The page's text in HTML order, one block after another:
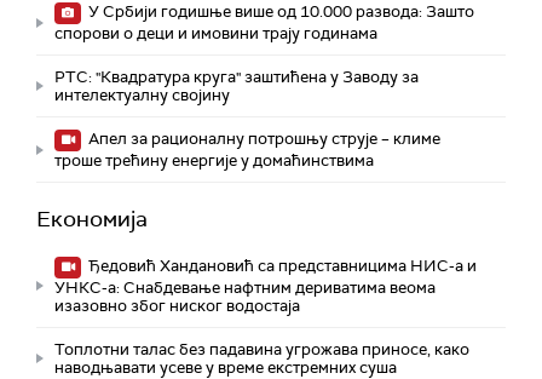
У Србији годишње више од 10.000 развода: Зашто
спорови о деци и имовини трају годинама
РТС: "Квадратура круга" заштићена у Заводу за
интелектуалну својину
Апел за рационалну потрошњу струје – климе
троше трећину енергије у домаћинствима
Економија
Ђедовић Хандановић са представницима НИС-а и
УНКС-а: Снабдевање нафтним дериватима веома
изазовно због ниског водостаја
Топлотни талас без падавина угрожава приносе, како
наводњавати усеве у време екстремних суша